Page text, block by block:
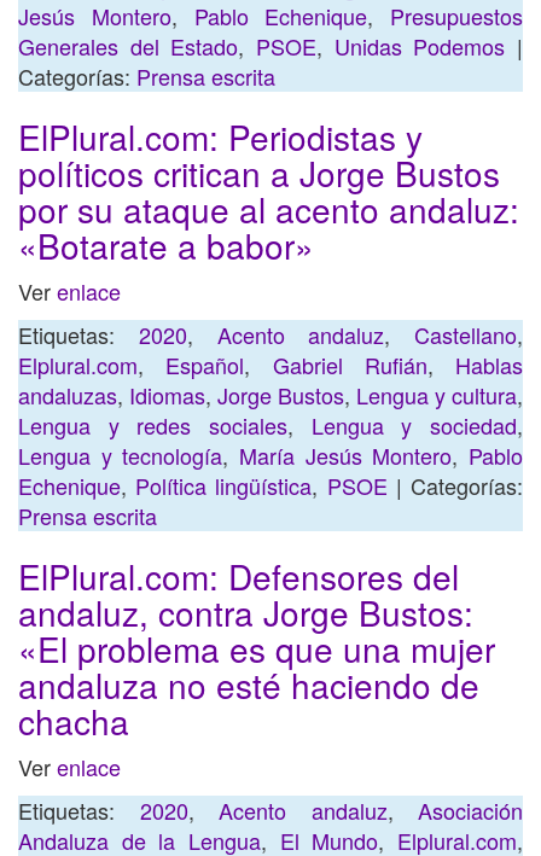
Jesús Montero, Pablo Echenique, Presupuestos
Generales del Estado, PSOE, Unidas Podemos |
Categorías: Prensa escrita
ElPlural.com: Periodistas y
políticos critican a Jorge Bustos
por su ataque al acento andaluz:
«Botarate a babor»
Verenlace
Etiquetas: 2020, Acento andaluz, Castellano,
Elplural.com, Español, Gabriel Rufián, Hablas
andaluzas, Idiomas, Jorge Bustos, Lengua y cultura,
Lengua y redes sociales, Lengua y sociedad,
Lengua y tecnología, María Jesús Montero, Pablo
Echenique, Política lingüística, PSOE | Categorías:
Prensa escrita
ElPlural.com: Defensores del
andaluz, contra Jorge Bustos:
«El problema es que una mujer
andaluza no esté haciendo de
chacha
Verenlace
Etiquetas: 2020, Acento andaluz, Asociación
Andaluza de la Lengua, El Mundo, Elplural.com,